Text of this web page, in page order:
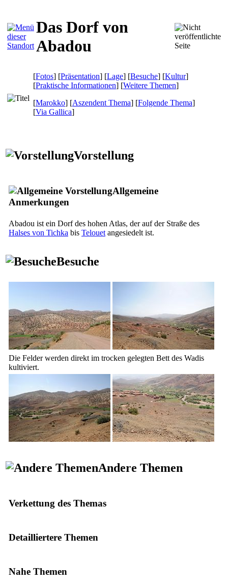
Das Dorf von
Abadou
[Fotos] [Präsentation] [Lage] [Besuche] [Kultur]
[Praktische Informationen] [Weitere Themen]
[Marokko] [Aszendent Thema] [Folgende Thema]
[Via Gallica]
Vorstellung
Allgemeine
Anmerkungen
Abadou ist ein Dorf des hohen Atlas, der auf der Straße des
Halses von Tichka bis Telouet angesiedelt ist.
Besuche
Die Felder werden direkt im trocken gelegten Bett des Wadis
kultiviert.
Andere Themen
Verkettung des Themas
Detailliertere Themen
Nahe Themen